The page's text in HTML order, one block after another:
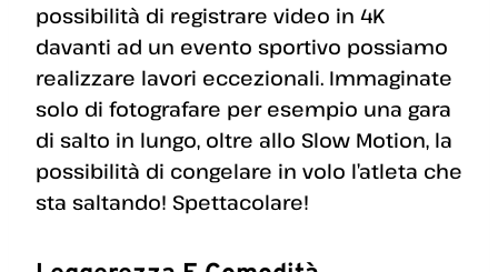
possibilità di registrare video in 4K
davanti ad un evento sportivo possiamo
realizzare lavori eccezionali. Immaginate
solo di fotografare per esempio una gara
di salto in lungo, oltre allo Slow Motion, la
possibilità di congelare in volo l’atleta che
sta saltando! Spettacolare!